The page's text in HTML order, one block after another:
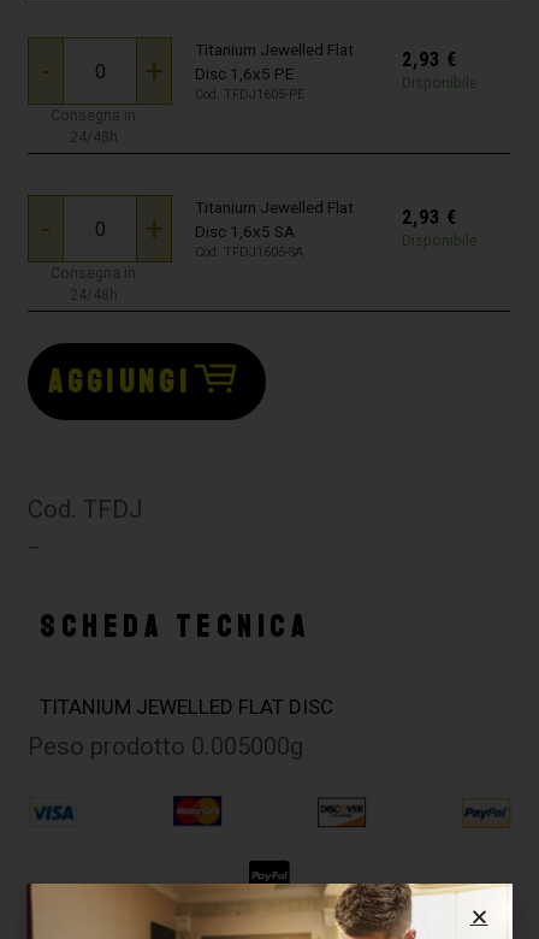
- +
Consegna in
24/48h
Titanium Jewelled Flat
Disc 1,6x5 PE
Cod. TFDJ1605-PE
2,93 €
Disponibile
- +
Consegna in
24/48h
Titanium Jewelled Flat
Disc 1,6x5 SA
Cod. TFDJ1605-SA
2,93 €
Disponibile
AGGIUNGI
Cod. TFDJ
–
SCHEDA TECNICA
TITANIUM JEWELLED FLAT DISC
Peso prodotto 0.005000g